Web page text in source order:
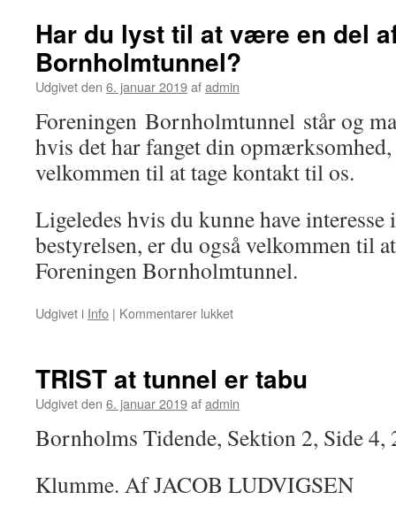
Folkemødet
2017
Har du lyst til at være en del
Bornholmtunnel?
Udgivet den 6. januar 2019afadmin
Foreningen Bornholmtunnel står og
hvis det har fanget din opmærksomhed,
velkommen til at tage kontakt til os.
Ligeledes hvis du kunne have interesse
bestyrelsen, er du også velkommen til
Foreningen Bornholmtunnel.
Udgivet i Info | Kommentarer lukkettil
til
at
en
Bornholmtunnel?
TRIST at tunnel er tabu
Udgivet den 6. januar 2019afadmin
Bornholms Tidende, Sektion 2, Side 4,
Klumme. Af JACOB LUDVIGSEN